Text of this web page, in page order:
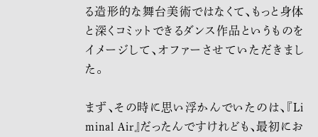
る造形的な舞台美術ではなくて、もっと身体
と深くコミットできるダンス作品というものを
イメージして、オファーさせていただきまし
た。
まず、その時に思い浮かんでいたのは、『Li
minal Air』だったんですけれども、最初にお